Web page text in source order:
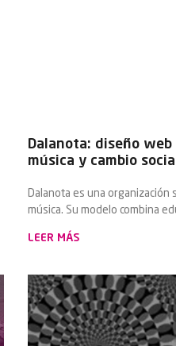
Dalanota: diseño web
música y cambio social
Dalanota es una organización
música. Su modelo combina
LEER MÁS